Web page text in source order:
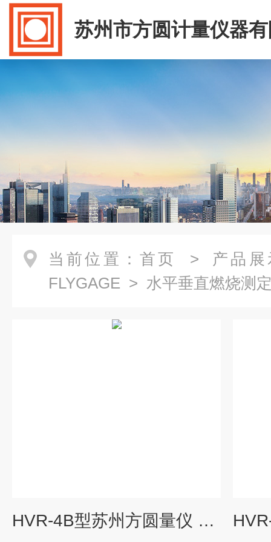
苏州市方圆计量仪器
当前位置： 首页 > 产品展
FLYGAGE > 水平垂直燃烧测
HVR-4B型苏州方圆量仪 水平垂直燃烧测定仪